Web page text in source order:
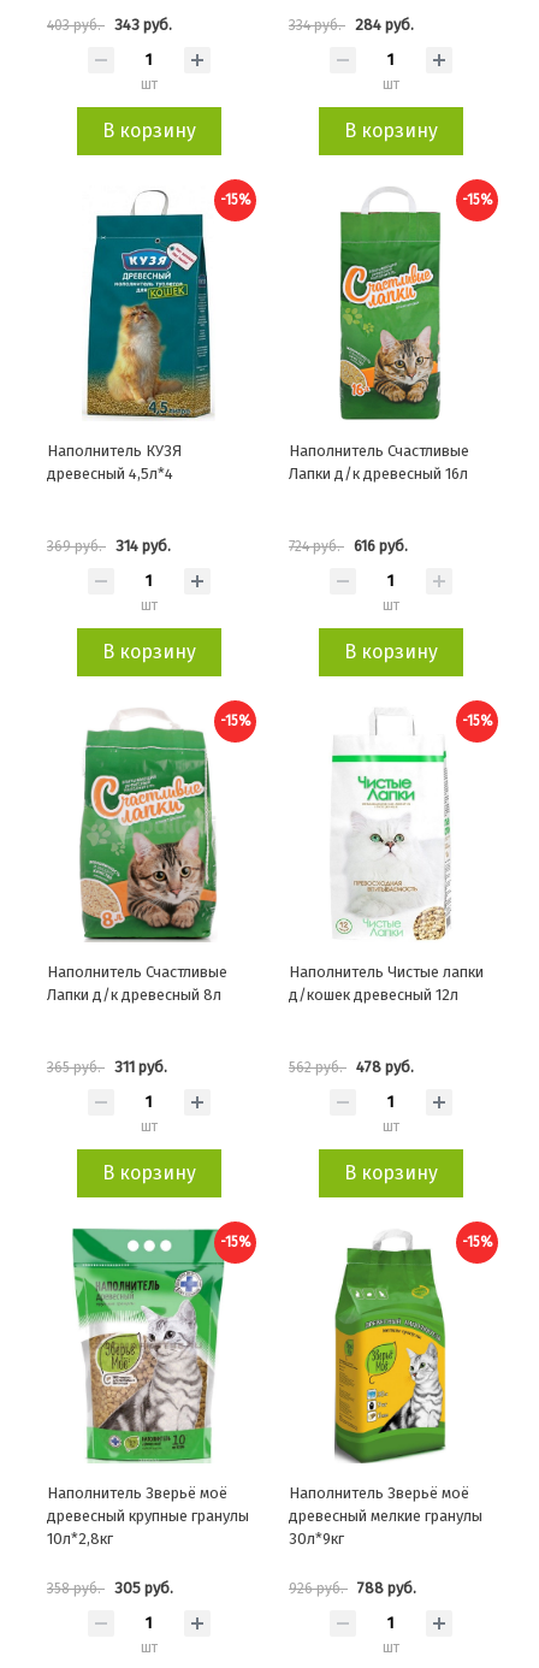
403 руб. 343 руб.
шт
В корзину
334 руб. 284 руб.
шт
В корзину
-15%
Наполнитель КУЗЯ
древесный 4,5л*4
369 руб. 314 руб.
шт
В корзину
-15%
Наполнитель Счастливые
Лапки д/к древесный 16л
724 руб. 616 руб.
шт
В корзину
-15%
Наполнитель Счастливые
Лапки д/к древесный 8л
365 руб. 311 руб.
шт
В корзину
-15%
Наполнитель Чистые лапки
д/кошек древесный 12л
562 руб. 478 руб.
шт
В корзину
-15%
Наполнитель Зверьё моё
древесный крупные гранулы
10л*2,8кг
358 руб. 305 руб.
шт
-15%
Наполнитель Зверьё моё
древесный мелкие гранулы
30л*9кг
926 руб. 788 руб.
шт